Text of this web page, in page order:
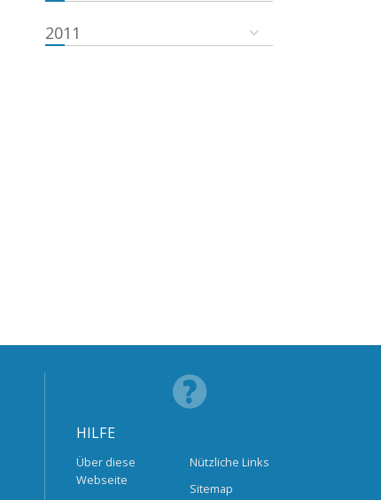
2011
HILFE
Über diese
Webseite
Nützliche Links
Sitemap